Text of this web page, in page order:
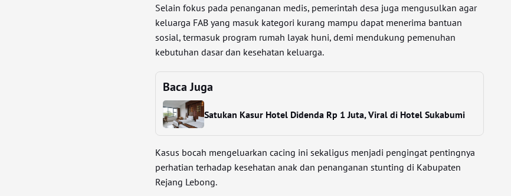
Selain fokus pada penanganan medis, pemerintah desa juga mengusulkan agar
keluarga FAB yang masuk kategori kurang mampu dapat menerima bantuan
sosial, termasuk program rumah layak huni, demi mendukung pemenuhan
kebutuhan dasar dan kesehatan keluarga.
Baca Juga
Satukan Kasur Hotel Didenda Rp 1 Juta, Viral di Hotel Sukabumi
Kasus bocah mengeluarkan cacing ini sekaligus menjadi pengingat pentingnya
perhatian terhadap kesehatan anak dan penanganan stunting di Kabupaten
Rejang Lebong.